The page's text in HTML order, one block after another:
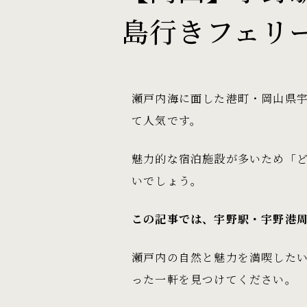
島行きフェリ
瀬戸内海に面した港町・岡山県
て人気です。
魅力的な宿泊施設が多いため「
いでしょう。
この記事では、宇野駅・宇野港
瀬戸内の自然と魅力を満喫した
った一軒を見つけてください。